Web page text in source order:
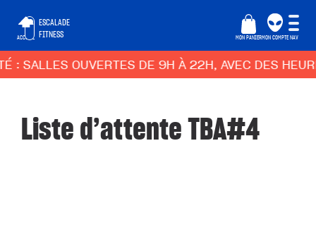
ACCUEIL
ESCALADE
FITNESS
MON PANIERMON COMPTE NAV
OUVERTES DE 9H À 22H, AVEC DES HEURES
Liste d’attente TBA#4